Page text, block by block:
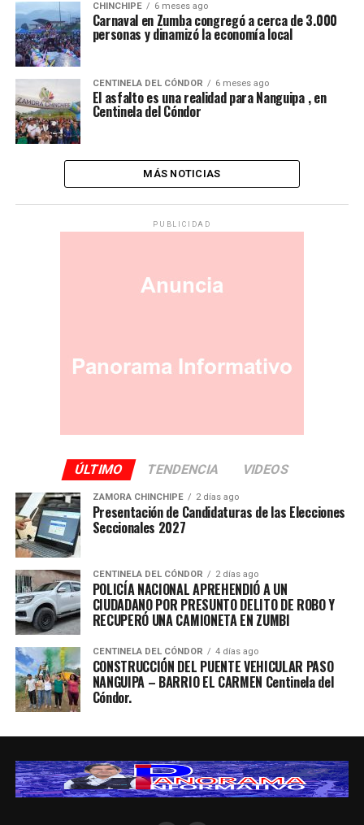
CHINCHIPE 6 meses ago
Carnaval en Zumba congregó a cerca de 3.000
personas y dinamizó la economía local
CENTINELA DEL CÓNDOR 6 meses ago
El asfalto es una realidad para Nanguipa , en
Centinela del Cóndor
MÁS NOTICIAS
PUBLICIDAD
ÚLTIMO TENDENCIA VIDEOS
ZAMORA CHINCHIPE 2 días ago
Presentación de Candidaturas de las Elecciones
Seccionales 2027
CENTINELA DEL CÓNDOR 2 días ago
POLICÍA NACIONAL APREHENDIÓ A UN
CIUDADANO POR PRESUNTO DELITO DE ROBO Y
RECUPERÓ UNA CAMIONETA EN ZUMBI
CENTINELA DEL CÓNDOR 4 días ago
CONSTRUCCIÓN DEL PUENTE VEHICULAR PASO
NANGUIPA – BARRIO EL CARMEN Centinela del
Cóndor.